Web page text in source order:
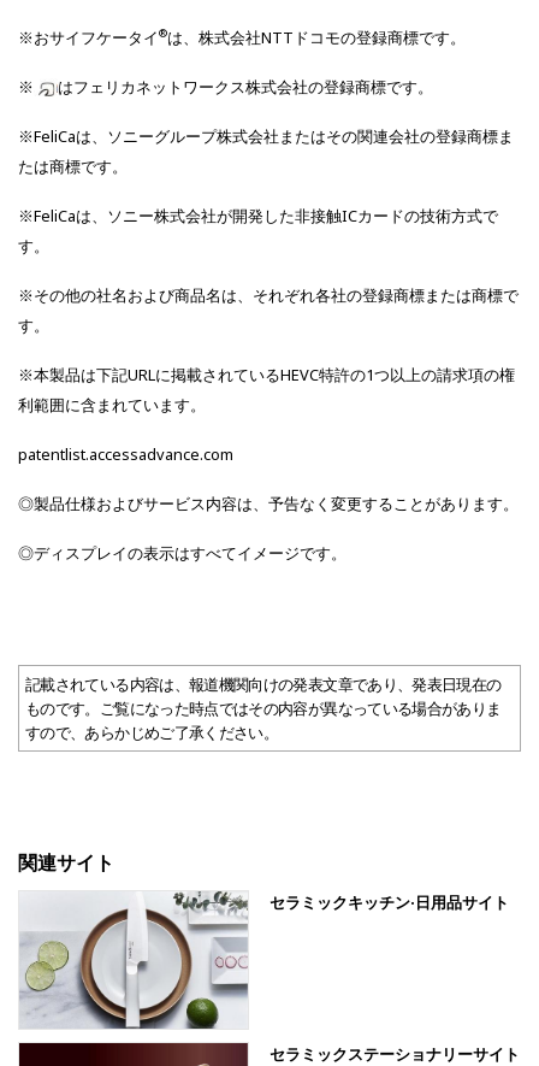
※おサイフケータイ®は、株式会社NTTドコモの登録商標です。
※ はフェリカネットワークス株式会社の登録商標です。
※FeliCaは、ソニーグループ株式会社またはその関連会社の登録商標ま
たは商標です。
※FeliCaは、ソニー株式会社が開発した非接触ICカードの技術方式で
す。
※その他の社名および商品名は、それぞれ各社の登録商標または商標で
す。
※本製品は下記URLに掲載されているHEVC特許の1つ以上の請求項の権
利範囲に含まれています。
patentlist.accessadvance.com
◎製品仕様およびサービス内容は、予告なく変更することがあります。
◎ディスプレイの表示はすべてイメージです。
記載されている内容は、報道機関向けの発表文章であり、発表日現在の
ものです。ご覧になった時点ではその内容が異なっている場合がありま
すので、あらかじめご了承ください。
関連サイト
セラミックキッチン·日用品サイト
セラミックステーショナリーサイト